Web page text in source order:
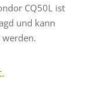
CQ50L ist
und kann